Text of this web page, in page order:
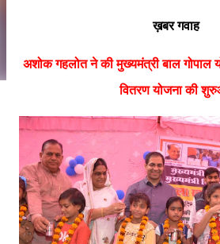
ख़बर गवाह
अशोक गहलोत ने की मुख्यमंत्री बाल गोपाल
वितरण योजना की